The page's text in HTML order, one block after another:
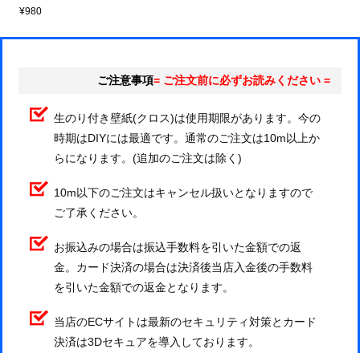
¥980
ご注意事項= ご注文前に必ずお読みください =
生のり付き壁紙(クロス)は使用期限があります。今の
時期はDIYには最適です。通常のご注文は10m以上か
らになります。(追加のご注文は除く)
10m以下のご注文はキャンセル扱いとなりますので
ご了承ください。
お振込みの場合は振込手数料を引いた金額での返
金。カード決済の場合は決済後当店入金後の手数料
を引いた金額での返金となります。
当店のECサイトは最新のセキュリティ対策とカード
決済は3Dセキュアを導入しております。